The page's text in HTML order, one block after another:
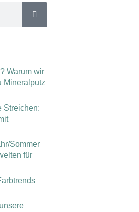
Warum wir
Mineralputz
Streichen:
Sommer
für